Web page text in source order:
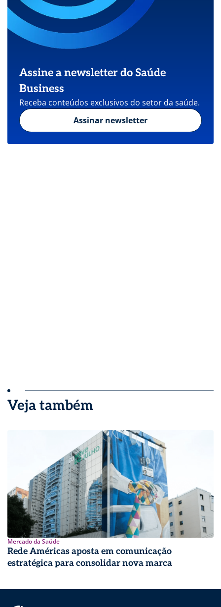
Assine a newsletter do Saúde
Business
Receba conteúdos exclusivos do setor da saúde.
Assinar newsletter
Veja também
Mercado da Saúde
Rede Américas aposta em comunicação
estratégica para consolidar nova marca